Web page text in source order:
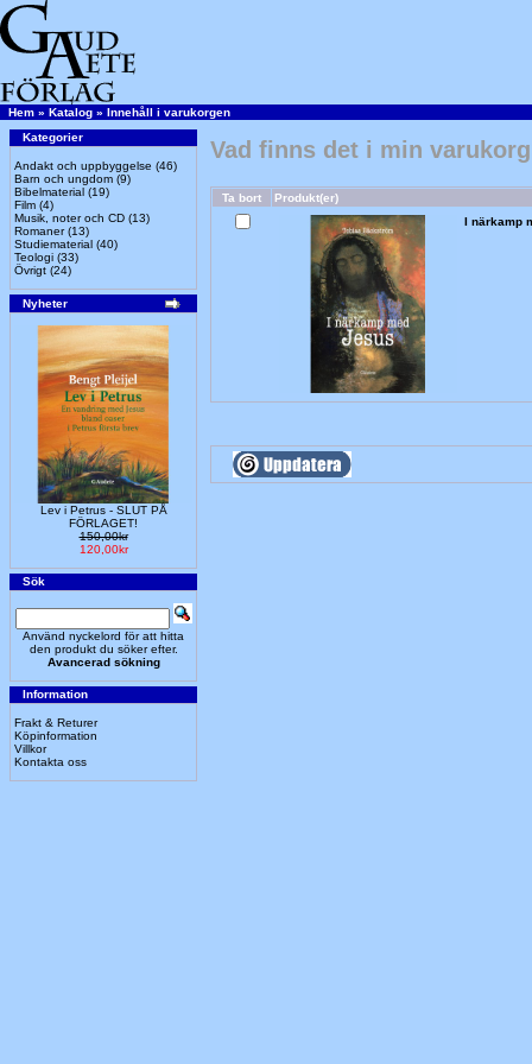
Hem » Katalog » Innehåll i varukorgen
Kategorier
Andakt och uppbyggelse (46)
Barn och ungdom (9)
Bibelmaterial (19)
Film (4)
Musik, noter och CD (13)
Romaner(13)
Studiematerial (40)
Teologi (33)
Övrigt (24)
Nyheter
Lev i Petrus - SLUT PÅ
FÖRLAGET!
150,00kr
120,00kr
Sök
Använd nyckelord för att hitta
den produkt du söker efter.
Avancerad sökning
Information
Frakt & Returer
Köpinformation
Villkor
Kontakta oss
Vad finns det i min
Ta bort
Produkt(er)
I närkamp